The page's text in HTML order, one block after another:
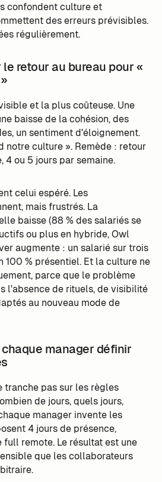
confondent culture et
des erreurs prévisibles.
régulièrement.
le retour au bureau pour «
et la plus coûteuse. Une
baisse de la cohésion, des
un sentiment d'éloignement.
notre culture ». Remède : retour
4 ou 5 jours par semaine.
celui espéré. Les
mais frustrés. La
baisse (88 % des salariés se
ou plus en hybride, Owl
augmente : un salarié sur trois
100 % présentiel. Et la culture ne
parce que le problème
l'absence de rituels, de visibilité
au nouveau mode de
manager définir
tranche pas sur les règles
de jours, quels jours,
manager invente les
4 jours de présence,
remote. Le résultat est une
que les collaborateurs